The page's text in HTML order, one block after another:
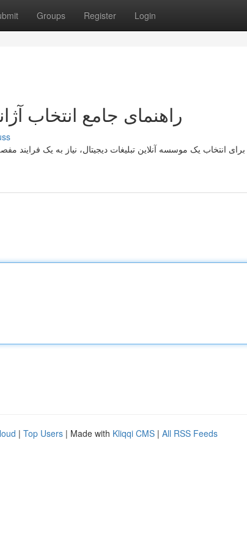
Groups Register Login
راهنمای جامع انتخاب
برای انتخاب یک موسسه آنلاین تبلیغات دیجیتال، نیاز به یک فرایند
| Top Users | Made with Kliqqi CMS | All RSS Feeds